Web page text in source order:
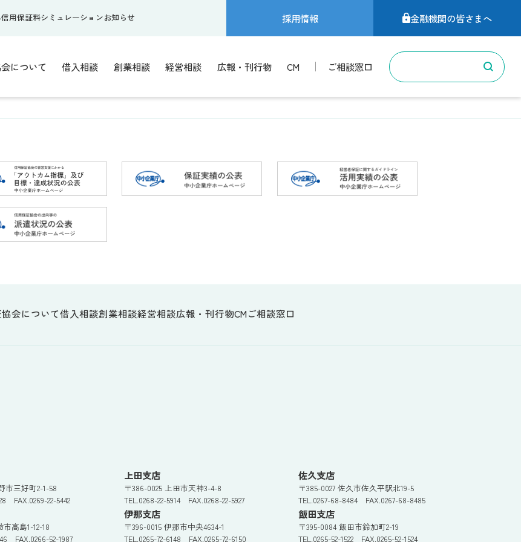
信用保証料シミュレーションお知らせ 採用情報 金融機関の皆さまへ
について 借入相談 創業相談 経営相談 広報・刊行物 CM ご相談窓口
会について借入相談創業相談経営相談広報・刊行物CMご相談窓口
市三好町2-1-58
FAX.0269-22-5442
上田支店
〒386-0025 上田市天神3-4-8
TEL.0268-22-5914 FAX.0268-22-5927
佐久支店
〒385-0027 佐久市佐久平駅北19-5
TEL.0267-68-8484 FAX.0267-68-8485
市高島1-12-18
FAX.0266-52-1987
伊那支店
〒396-0015 伊那市中央4634-1
TEL.0265-72-6148 FAX.0265-72-6150
飯田支店
〒395-0084 飯田市鈴加町2-19
TEL.0265-52-1522 FAX.0265-52-1524